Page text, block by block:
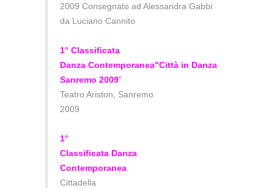
2009 Consegnato ad Alessandra Gabbi
da Luciano Cannito
1° Classificata
Danza Contemporanea"Città in Danza
Sanremo 2009"
Teatro Ariston, Sanremo
2009
1°
Classificata Danza
Contemporanea
Cittadella